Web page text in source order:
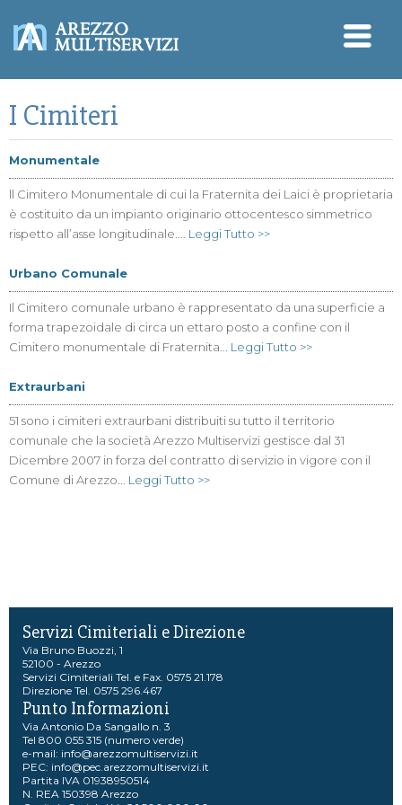
I Cimiteri
Monumentale
ll Cimitero Monumentale di cui la Fraternita dei Laici è proprietaria
è costituito da un impianto originario ottocentesco simmetrico
rispetto all’asse longitudinale.... Leggi Tutto >>
Urbano Comunale
Il Cimitero comunale urbano è rappresentato da una superficie a
forma trapezoidale di circa un ettaro posto a confine con il
Cimitero monumentale di Fraternita... Leggi Tutto >>
Extraurbani
51 sono i cimiteri extraurbani distribuiti su tutto il territorio
comunale che la società Arezzo Multiservizi gestisce dal 31
Dicembre 2007 in forza del contratto di servizio in vigore con il
Comune di Arezzo... Leggi Tutto >>
Servizi Cimiteriali e Direzione
Via Bruno Buozzi, 1
52100 - Arezzo
Servizi Cimiteriali Tel. e Fax. 0575 21.178
Direzione Tel. 0575 296.467
Punto Informazioni
Via Antonio Da Sangallo n. 3
Tel 800 055 315 (numero verde)
e-mail: info@arezzomultiservizi.it
PEC: info@pec.arezzomultiservizi.it
Partita IVA 01938950514
N. REA 150398 Arezzo